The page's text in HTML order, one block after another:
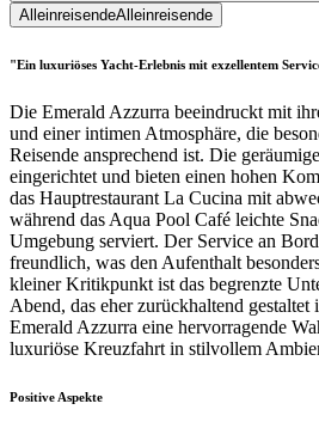
AlleinreisendeAlleinreisende
"Ein luxuriöses Yacht-Erlebnis mit exzellentem
Die Emerald Azzurra beeindruckt mit
und einer intimen Atmosphäre, die
Reisende ansprechend ist. Die
eingerichtet und bieten einen hohen
das Hauptrestaurant La Cucina mit
während das Aqua Pool Café leichte
Umgebung serviert. Der Service an
freundlich, was den Aufenthalt
kleiner Kritikpunkt ist das begrenzte
Abend, das eher zurückhaltend gestaltet
Emerald Azzurra eine hervorragende
luxuriöse Kreuzfahrt in stilvollem
Positive Aspekte